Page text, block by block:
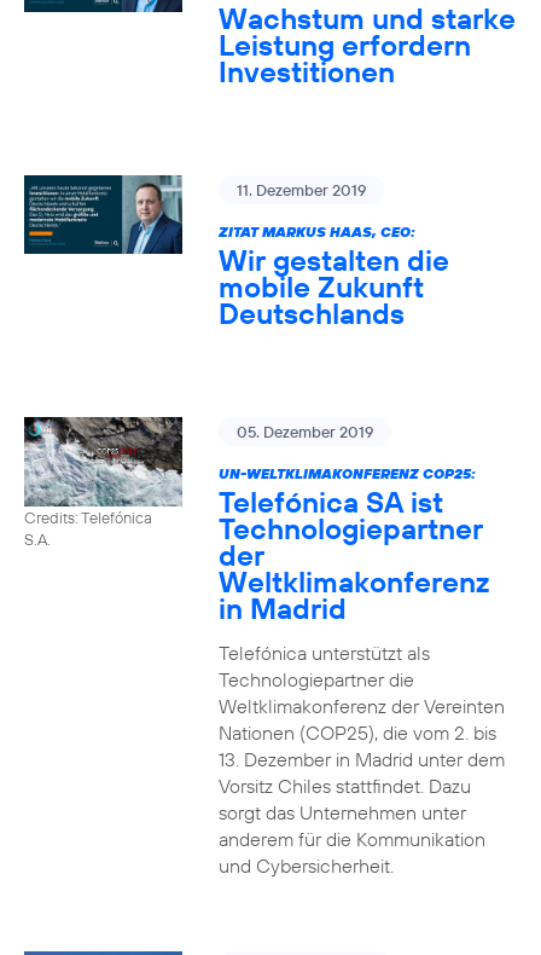
Wachstum und starke
Leistung erfordern
Investitionen
11. Dezember 2019
ZITAT MARKUS HAAS, CEO:
Wir gestalten die
mobile Zukunft
Deutschlands
Credits: Telefónica
S.A.
05. Dezember 2019
UN-WELTKLIMAKONFERENZ COP25:
Telefónica SA ist
Technologiepartner
der
Weltklimakonferenz
in Madrid
Telefónica unterstützt als
Technologiepartner die
Weltklimakonferenz der Vereinten
Nationen (COP25), die vom 2. bis
13. Dezember in Madrid unter dem
Vorsitz Chiles stattfindet. Dazu
sorgt das Unternehmen unter
anderem für die Kommunikation
und Cybersicherheit.